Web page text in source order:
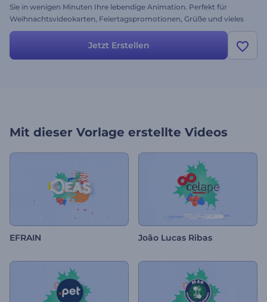
Sie in wenigen Minuten Ihre lebendige Animation. Perfekt für
Weihnachtsvideokarten, Feiertagspromotionen, Grüße und vieles
mehr. Bereiten Sie Ihre Marke auf die Weihnachtszeit vor. Jetzt
Jetzt Erstellen
Mit dieser Vorlage erstellte Videos
EFRAIN João Lucas Ribas